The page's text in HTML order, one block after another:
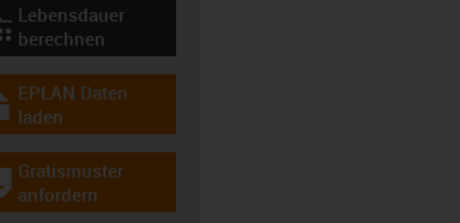
icon-lebensdauerrechner
Lebensdauer
berechnen
icon-download-plan
EPLAN Daten
laden
icon-gratismuster
Gratismuster
anfordern